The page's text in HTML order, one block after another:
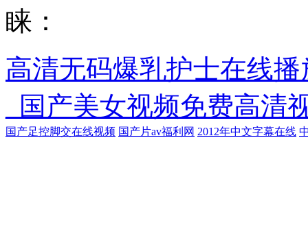
睐：
高清无码爆乳护士在线
_国产美女视频免费高清
国产足控脚交在线视频 国产片av福利网 2012年中文字幕在线